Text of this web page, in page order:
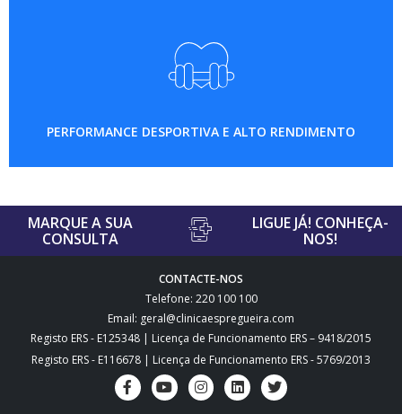
PERFORMANCE DESPORTIVA E ALTO RENDIMENTO
MARQUE A SUA
CONSULTA
LIGUE JÁ! CONHEÇA-
NOS!
CONTACTE-NOS
Telefone: 220 100 100
Email: geral@clinicaespregueira.com
Registo ERS - E125348 | Licença de Funcionamento ERS – 9418/2015
Registo ERS - E116678 | Licença de Funcionamento ERS - 5769/2013